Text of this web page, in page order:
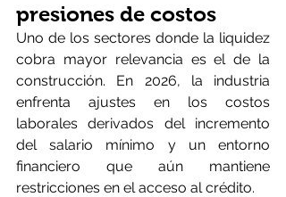
presiones de costos
Uno de los sectores donde la liquidez
cobra mayor relevancia es el de la
construcción. En 2026, la industria
enfrenta ajustes en los costos
laborales derivados del incremento
del salario mínimo y un entorno
financiero que aún mantiene
restricciones en el acceso al crédito.